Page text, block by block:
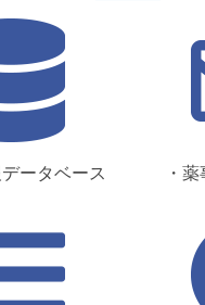
ータベース ・